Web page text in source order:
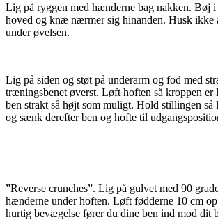
Lig på ryggen med hænderne bag nakken. Bøj i
hoved og knæ nærmer sig hinanden. Husk ikke
under øvelsen.
Lig på siden og støt på underarm og fod med
træningsbenet øverst. Løft hoften så kroppen er
ben strakt så højt som muligt. Hold stillingen så
og sænk derefter ben og hofte til
”Reverse crunches”. Lig på gulvet med 90
hænderne under hoften. Løft fødderne 10 cm
hurtig bevægelse fører du dine ben ind mod dit